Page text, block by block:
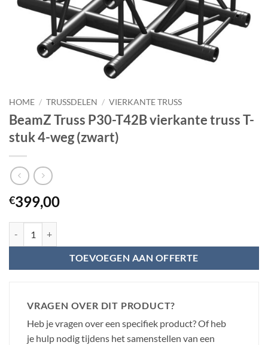
HOME / TRUSSDELEN / VIERKANTE TRUSS
BeamZ Truss P30-T42B vierkante truss T-
stuk 4-weg (zwart)
€399,00
TOEVOEGEN AAN OFFERTE
VRAGEN OVER DIT PRODUCT?
Heb je vragen over een specifiek product? Of heb
je hulp nodig tijdens het samenstellen van een